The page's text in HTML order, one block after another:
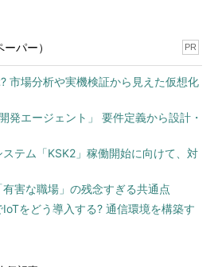
ト）
ァイルを置き換えない
ブより新しい場合は既存ファイルを置き換えない
ァイルを上書きする
を上書きする前に削除する
トリを展開する際、いったん既存ディレクトリを
パー） PR
市場分析や実機検証から見えた仮想化
発エージェント」 要件定義から設計・
テム「KSK2」稼働開始に向けて、対
害な職場」の残念すぎる共通点
をどう導入する? 通信環境を構築す